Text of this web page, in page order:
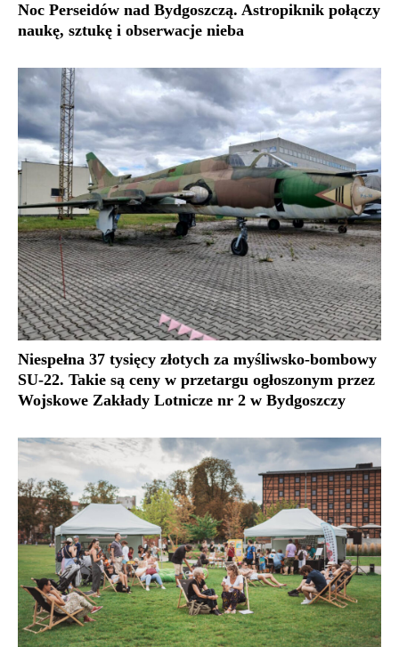
Noc Perseidów nad Bydgoszczą. Astropiknik połączy
naukę, sztukę i obserwacje nieba
Niespełna 37 tysięcy złotych za myśliwsko-bombowy
SU-22. Takie są ceny w przetargu ogłoszonym przez
Wojskowe Zakłady Lotnicze nr 2 w Bydgoszczy